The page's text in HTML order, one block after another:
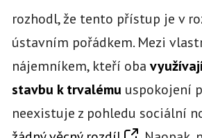
rozhodl, že tento přístup je v
ústavním pořádkem. Mezi
nájemníkem, kteří oba
stavbu k trvalému uspokojení
neexistuje z pohledu sociální